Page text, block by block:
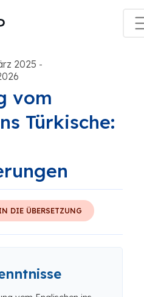
2025 -
vom
Türkische:
DIE ÜBERSETZUNG